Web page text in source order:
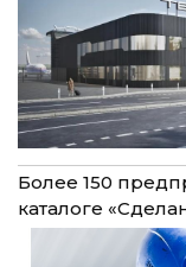
Более 150
каталоге